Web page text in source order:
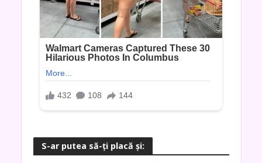
S-ar putea să-ţi placă şi: